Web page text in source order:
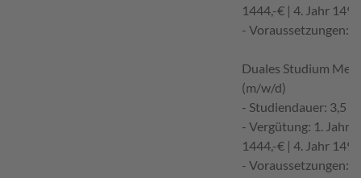
1444,-€ | 4. Jahr
- Voraussetzungen:
Duales Studium
(m/w/d)
- Studiendauer: 3,5
- Vergütung: 1. Jahr
1444,-€ | 4. Jahr
- Voraussetzungen: